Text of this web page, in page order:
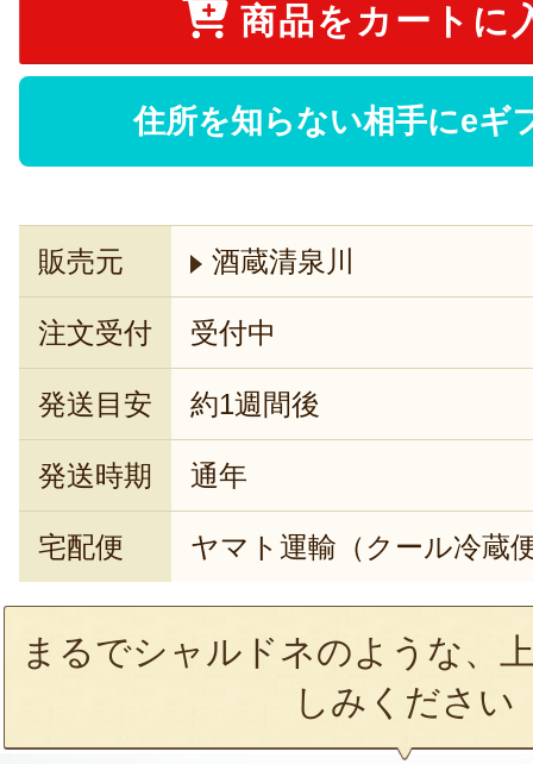
商品をカートに
住所を知らない相手にeギ
販売元 酒蔵清泉川
注文受付 受付中
発送目安 約1週間後
発送時期 通年
宅配便 ヤマト運輸（クール冷蔵
まるでシャルドネのような、
しみください